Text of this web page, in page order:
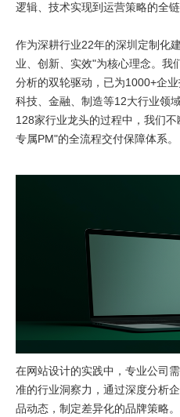
逻辑、技术实现到运营策略的全链
作为深耕行业22年的深圳定制化
业、创新、实效"为核心理念。我
分析的双轮驱动，已为1000+企
科技、金融、制造等12大行业领
128家行业龙头的过程中，我们
专属PM"的全流程交付保障体系。
在网站设计的实践中，专业公司
准的行业洞察力，通过深度分析
品动态，制定差异化的品牌策略